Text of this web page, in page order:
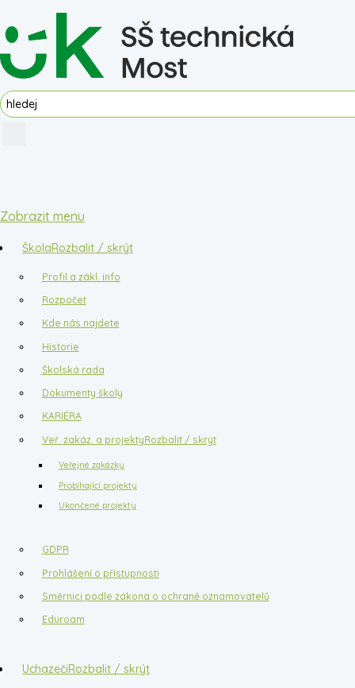
Zobrazit menu
ŠkolaRozbalit / skrýt
Profil a zákl. info
Rozpočet
Kde nás najdete
Historie
Školská rada
Dokumenty školy
KARIÉRA
Veř. zakáz. a projektyRozbalit / skrýt
Veřejné zakázky
Probíhající projekty
Ukončené projekty
GDPR
Prohlášení o přístupnosti
Směrnici podle zákona o ochraně oznamovatelů
Eduroam
UchazečiRozbalit / skrýt